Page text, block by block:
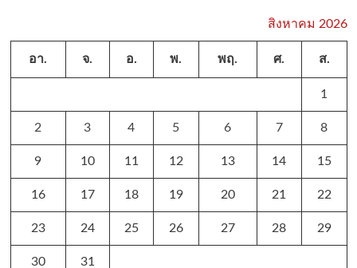
สิงหาคม 2026
อา. จ. อ. พ. พฤ. ศ. ส.
1
2 3 4 5 6 7 8
9 10 11 12 13 14 15
16 17 18 19 20 21 22
23 24 25 26 27 28 29
30 31